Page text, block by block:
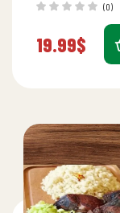
(0)
19.99$